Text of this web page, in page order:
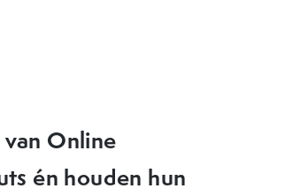
en nieuwe
brengen.